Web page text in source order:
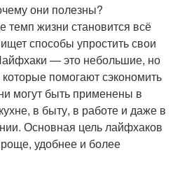
они полезны?
темп жизни становится всё
способы упростить свои
— это небольшие, но
помогают сэкономить
могут быть применены в
в быту, в работе и даже в
Основная цель лайфхаков
удобнее и более